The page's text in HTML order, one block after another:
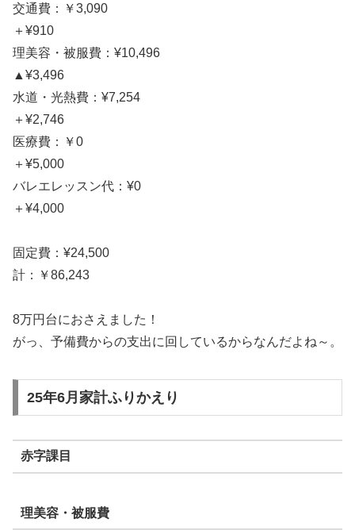
交通費：￥3,090
＋¥910
理美容・被服費：¥10,496
▲¥3,496
水道・光熱費：¥7,254
＋¥2,746
医療費：￥0
＋¥5,000
バレエレッスン代：¥0
＋¥4,000
固定費：¥24,500
計：￥86,243
8万円台におさえました！
がっ、予備費からの支出に回しているからなんだよね～。
25年6月家計ふりかえり
赤字課目
理美容・被服費